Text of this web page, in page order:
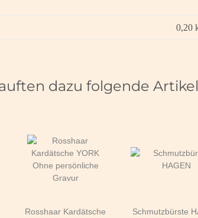
0,20
dazu folgende
Rosshaar Kardätsche
Schmutzbürste